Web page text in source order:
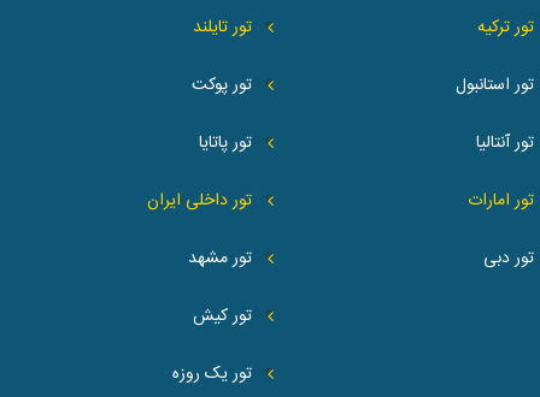
تور ترکیه
تور استانبول
تور آنتالیا
تور تایلند
تور پوکت
تور پاتایا
تور امارات
تور دبی
تور داخلی ایران
تور مشهد
تور کیش
تور یک روزه